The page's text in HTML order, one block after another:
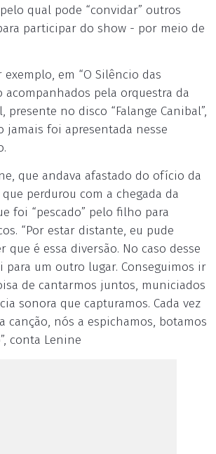
qual pode “convidar” outros
participar do show - por meio de
exemplo, em “O Silêncio das
acompanhados pela orquestra da
presente no disco “Falange Canibal”,
jamais foi apresentada nesse
que andava afastado do ofício da
perdurou com a chegada da
foi “pescado” pelo filho para
“Por estar distante, eu pude
que é essa diversão. No caso desse
para um outro lugar. Conseguimos ir
de cantarmos juntos, municiados
sonora que capturamos. Cada vez
canção, nós a espichamos, botamos
conta Lenine